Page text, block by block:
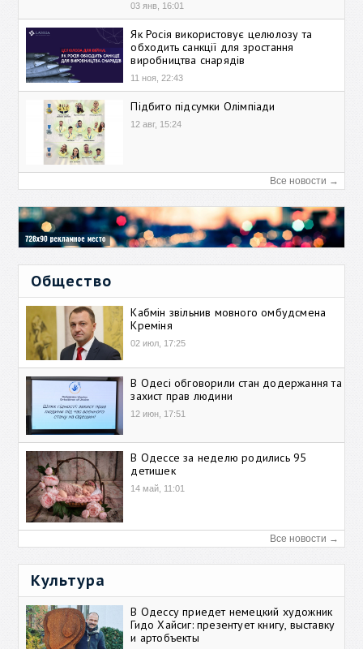
03 янв, 16:01
Як Росія використовує целюлозу та
обходить санкції для зростання
виробництва снарядів
11 ноя, 22:43
Підбито підсумки Олімпіади
12 авг, 15:24
Все новости →
Общество
Кабмін звільнив мовного омбудсмена
Креміня
02 июл, 17:25
В Одесі обговорили стан додержання та
захист прав людини
12 июн, 17:51
В Одессе за неделю родились 95
детишек
14 май, 11:01
Все новости →
Культура
В Одессу приедет немецкий художник
Гидо Хайсиг: презентует книгу, выставку
и артобъекты